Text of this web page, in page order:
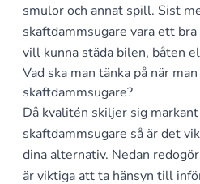
smulor och annat spill. Sist
skaftdammsugare vara ett
vill kunna städa bilen, båten
Vad ska man tänka på när
skaftdammsugare?
Då kvalitén skiljer sig
skaftdammsugare så är det
dina alternativ. Nedan
är viktiga att ta hänsyn till